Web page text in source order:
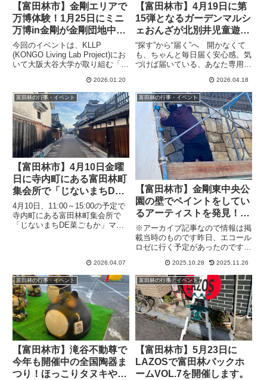
【富田林市】金剛エリアで
万博体験！1月25日にミニ
万博in金剛が金剛団地中央
集会所で開催（オリジナ
ル）
今回のイベントは、KLLP
(KONGO Living Lab Project)にお
いて大阪大谷大学が取り組む「多
の一環として行われます。多文化
に触れ、 多文化を知ることで多
文化共生のきっかけのひとつにな
ることを目的としています。
2026.01.20
【富田林市】4月19日に第
15弾となるガーデンマルシ
ェおんざが北別井児童遊園
地で開催
“探す”から“届く”へ 開かなくて
も、ちゃんと毎日届く安心感。気
づけば届いている、あなた専用の
「別井」河南町に囲まれたこの地
域で明日19日、恒例の「ガーデ
ンマルシェおんざ」が開催されま
す。今回が第15...
2026.04.18
富田林の行事・イベント
【富田林市】4月10日金曜
日に寺内町にある富田林町
集会所で「じないまちDE
菜ごもか」マルシェを開催
4月10日、11:00～15:00の予定で
寺内町にある富田林町集会所で
「じないまちDE菜ごもか」マル
「PR」大阪で唯一江戸の町並み
2026.04.07
富田林の行事・イベント
【富田林市】金剛東中央公
園の壁でペイントをしてい
るアーティストを発見！彼
の目的は？結果は文化の日
に！（2022年10月27日ア
ーカイブ記事）
※アーカイブ記事なので情報は掲
載当時のものです昨日、エコール
ロゼに行く予定があったのです
そこで開店時間まで北側にある金
剛東中央公園で待つことにしまし
た。ところが、公園内の大きな壁
には足場があったので気になり見
に...
2025.10.28 2025.11.26
富田林の行事・イベント
【富田林市】滝谷不動尊で
今年も開催中の全国陶器ま
つり！ほっこりタヌキやセ
富田林の行事・イベント
【富田林市】5月23日に
LAZOSで富田林バックホ
ームVOL.7を開催します。